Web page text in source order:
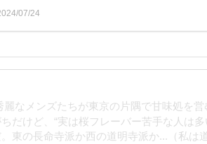
07/24
麗なメンズたちが東京の片隅で甘味処を営
だけど、“実は桜フレーバー苦手な人は多
東の長命寺派か西の道明寺派か...（私は